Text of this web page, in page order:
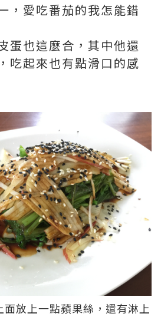
，愛吃番茄的我怎能錯
蛋也這麼合，其中他還
吃起來也有點滑口的感
放上一點蘋果絲，還有淋上